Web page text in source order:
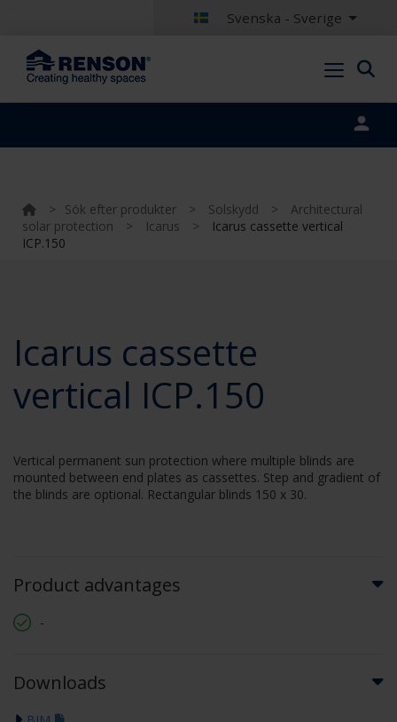
Svenska - Sverige
> Sök efter produkter > Solskydd >
Architectural
solar protection
> Icarus >
Icarus cassette vertical
ICP.150
Icarus cassette
vertical ICP.150
Vertical permanent sun protection where multiple blinds are
mounted between end plates as cassettes. Step and gradient of
the blinds are optional. Rectangular blinds 150 x 30.
Product advantages
-
Downloads